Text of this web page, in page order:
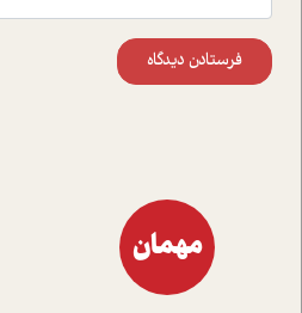
فرستادن دیدگاه
مهمان